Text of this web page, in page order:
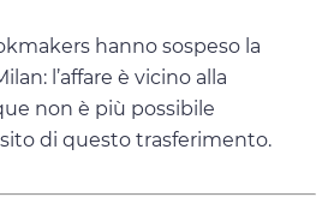
hanno sospeso la
l’affare è vicino alla
non è più possibile
di questo trasferimento.